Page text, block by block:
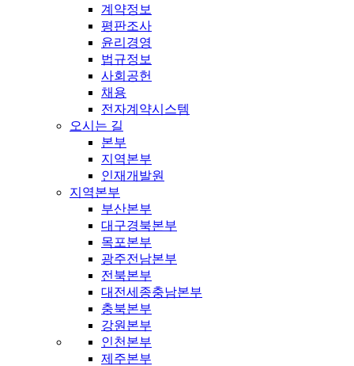
계약정보
평판조사
윤리경영
법규정보
사회공헌
채용
전자계약시스템
오시는 길
본부
지역본부
인재개발원
지역본부
부산본부
대구경북본부
목포본부
광주전남본부
전북본부
대전세종충남본부
충북본부
강원본부
인천본부
제주본부